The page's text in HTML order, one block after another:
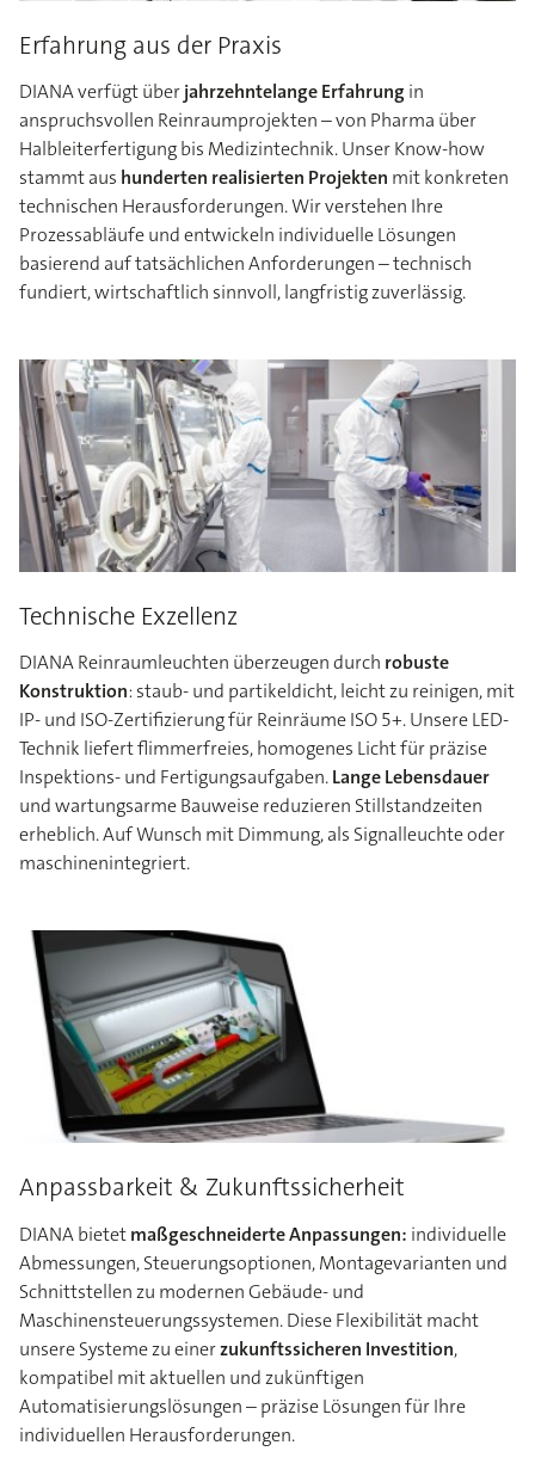
Erfahrung aus der Praxis
DIANA verfügt überjahrzehntelange Erfahrung in
anspruchsvollen Reinraumprojekten – von Pharma über
Halbleiterfertigung bis Medizintechnik. Unser Know-how
stammt aus hunderten realisierten Projekten mit konkreten
technischen Herausforderungen. Wir verstehen Ihre
Prozessabläufe und entwickeln individuelle Lösungen
basierend auf tatsächlichen Anforderungen – technisch
fundiert, wirtschaftlich sinnvoll, langfristig zuverlässig.
Technische Exzellenz
DIANA Reinraumleuchten überzeugen durch robuste
Konstruktion: staub- und partikeldicht, leicht zu reinigen, mit
IP- und ISO-Zertifizierung für Reinräume ISO 5+. Unsere LED-
Technik liefert flimmerfreies, homogenes Licht für präzise
Inspektions- und Fertigungsaufgaben.Lange Lebensdauer
und wartungsarme Bauweise reduzieren Stillstandzeiten
erheblich. Auf Wunsch mit Dimmung, als Signalleuchte oder
maschinenintegriert.
Anpassbarkeit & Zukunftssicherheit
DIANA bietetmaßgeschneiderte Anpassungen: individuelle
Abmessungen, Steuerungsoptionen, Montagevarianten und
Schnittstellen zu modernen Gebäude- und
Maschinensteuerungssystemen. Diese Flexibilität macht
unsere Systeme zu einerzukunftssicheren Investition,
kompatibel mit aktuellen und zukünftigen
Automatisierungslösungen – präzise Lösungen für Ihre
individuellen Herausforderungen.